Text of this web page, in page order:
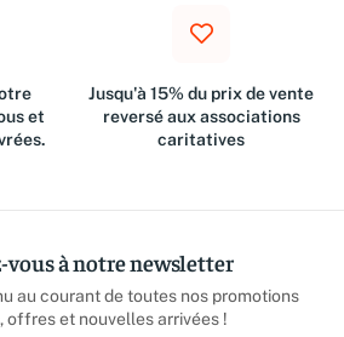
et
Jusqu'à 15% du prix de vente
reversé aux associations
caritatives
à notre newsletter
au courant de toutes nos promotions
offres et nouvelles arrivées !